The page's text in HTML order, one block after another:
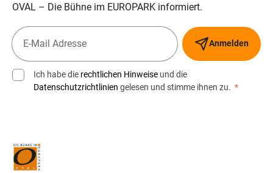
OVAL – Die Bühne im EUROPARK informiert.
Anmelden
Ich habe die rechtlichen Hinweise und die
Datenschutzrichtlinien gelesen und stimme ihnen zu. *